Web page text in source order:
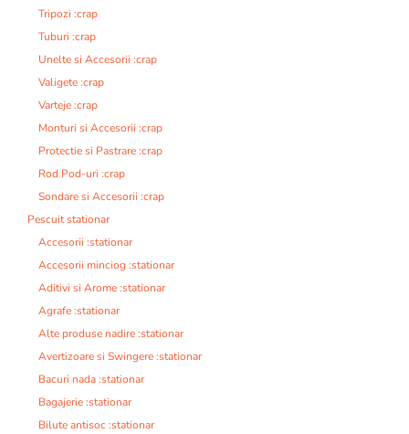
Tripozi :crap
Tuburi :crap
Unelte si Accesorii :crap
Valigete :crap
Varteje :crap
Monturi si Accesorii :crap
Protectie si Pastrare :crap
Rod Pod-uri :crap
Sondare si Accesorii :crap
Pescuit stationar
Accesorii :stationar
Accesorii minciog :stationar
Aditivi si Arome :stationar
Agrafe :stationar
Alte produse nadire :stationar
Avertizoare si Swingere :stationar
Bacuri nada :stationar
Bagajerie :stationar
Bilute antisoc :stationar